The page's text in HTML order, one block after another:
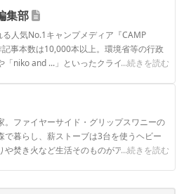
集部
人気No.1キャンプメディア『CAMP
事本数は10,000本以上。環境省等の行政
「niko and ...」といったクライアントとの
...続きを読む
のプロフィール
。ファイヤーサイド・グリップスワニーの
で暮らし、薪ストーブは3台を使うヘビー
や焚き火など生活そのものがアウトドアラ
...続きを読む